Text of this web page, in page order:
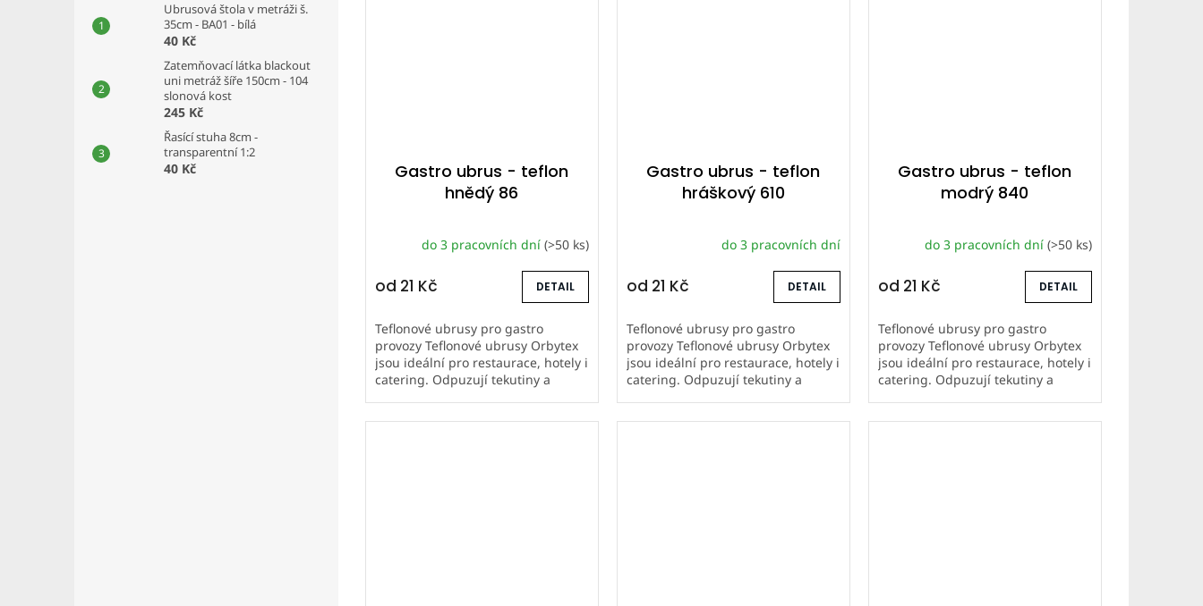
Ubrusová štola v metráži š.
35cm - BA01 - bílá
40 Kč
Zatemňovací látka blackout
uni metráž šíře 150cm - 104
slonová kost
245 Kč
Řasící stuha 8cm -
transparentní 1:2
40 Kč
Gastro ubrus - teflon
hnědý 86
do 3 pracovních dní (>50 ks)
od 21 Kč DETAIL
Teflonové ubrusy pro gastro
provozy Teflonové ubrusy Orbytex
jsou ideální pro restaurace, hotely i
catering. Odpuzují tekutiny a
Gastro ubrus - teflon
hráškový 610
do 3 pracovních dní
od 21 Kč DETAIL
Teflonové ubrusy pro gastro
provozy Teflonové ubrusy Orbytex
jsou ideální pro restaurace, hotely i
catering. Odpuzují tekutiny a
Gastro ubrus - teflon
modrý 840
do 3 pracovních dní (>50 ks)
od 21 Kč DETAIL
Teflonové ubrusy pro gastro
provozy Teflonové ubrusy Orbytex
jsou ideální pro restaurace, hotely i
catering. Odpuzují tekutiny a